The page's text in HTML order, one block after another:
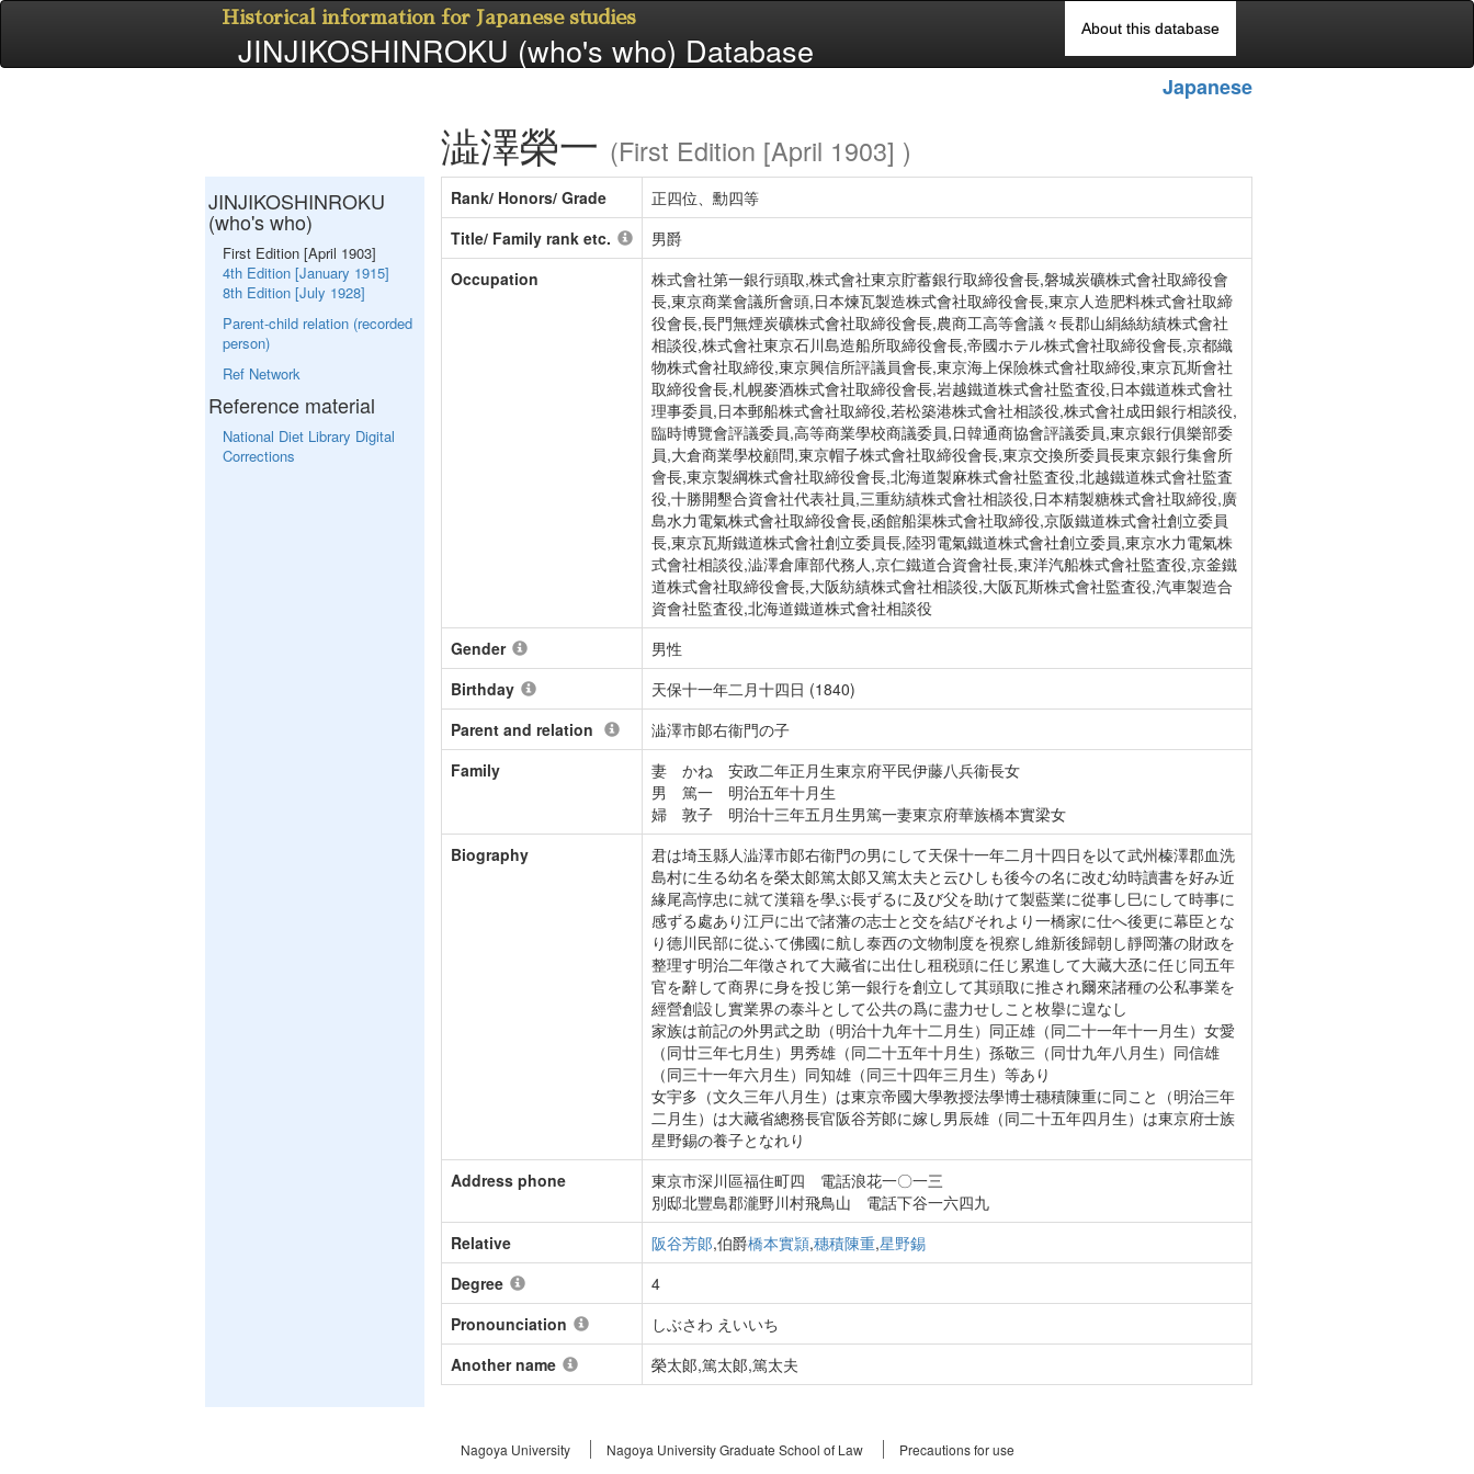
About this database
Historical information for Japanese studies
JINJIKOSHINROKU (who's who) Database
Japanese
澁澤榮一 (First Edition [April 1903] )
Rank/ Honors/ Grade
正四位、勳四等
Title/ Family rank etc.
男爵
Occupation
株式會社第一銀行頭取,株式會社東京貯蓄銀行取締役會長,磐城炭礦株式會社取締役會
長,東京商業會議所會頭,日本煉瓦製造株式會社取締役會長,東京人造肥料株式會社取締
役會長,長門無煙炭礦株式會社取締役會長,農商工高等會議々長郡山絹絲紡績株式會社
相談役,株式會社東京石川島造船所取締役會長,帝國ホテル株式會社取締役會長,京都織
物株式會社取締役,東京興信所評議員會長,東京海上保險株式會社取締役,東京瓦斯會社
取締役會長,札幌麥酒株式會社取締役會長,岩越鐵道株式會社監査役,日本鐵道株式會社
理事委員,日本郵船株式會社取締役,若松築港株式會社相談役,株式會社成田銀行相談役,
臨時博覽會評議委員,高等商業學校商議委員,日韓通商協會評議委員,東京銀行俱樂部委
員,大倉商業學校顧問,東京帽子株式會社取締役會長,東京交換所委員長東京銀行集會所
會長,東京製綱株式會社取締役會長,北海道製麻株式會社監査役,北越鐵道株式會社監査
役,十勝開墾合資會社代表社員,三重紡績株式會社相談役,日本精製糖株式會社取締役,廣
島水力電氣株式會社取締役會長,函館船渠株式會社取締役,京阪鐵道株式會社創立委員
長,東京瓦斯鐵道株式會社創立委員長,陸羽電氣鐵道株式會社創立委員,東京水力電氣株
式會社相談役,澁澤倉庫部代務人,京仁鐵道合資會社長,東洋汽船株式會社監査役,京釜鐵
道株式會社取締役會長,大阪紡績株式會社相談役,大阪瓦斯株式會社監査役,汽車製造合
資會社監査役,北海道鐵道株式會社相談役
Gender
男性
Birthday
天保十一年二月十四日 (1840)
Parent and relation
澁澤市郞右衞門の子
Family
妻 かね 安政二年正月生東京府平民伊藤八兵衞長女
男 篤一 明治五年十月生
婦 敦子 明治十三年五月生男篤一妻東京府華族橋本實梁女
Biography
君は埼玉縣人澁澤市郞右衞門の男にして天保十一年二月十四日を以て武州榛澤郡血洗
島村に生る幼名を榮太郞篤太郞又篤太夫と云ひしも後今の名に改む幼時讀書を好み近
緣尾高惇忠に就て漢籍を學ぶ長ずるに及び父を助けて製藍業に從事し巳にして時事に
感ずる處あり江戸に出で諸藩の志士と交を結びそれより一橋家に仕へ後更に幕臣とな
り德川民部に從ふて佛國に航し泰西の文物制度を視察し維新後歸朝し靜岡藩の財政を
整理す明治二年徵されて大藏省に出仕し租税頭に任じ累進して大藏大丞に任じ同五年
官を辭して商界に身を投じ第一銀行を創立して其頭取に推され爾來諸種の公私事業を
經營創設し實業界の泰斗として公共の爲に盡力せしこと枚擧に遑なし
家族は前記の外男武之助（明治十九年十二月生）同正雄（同二十一年十一月生）女愛
（同廿三年七月生）男秀雄（同二十五年十月生）孫敬三（同廿九年八月生）同信雄
（同三十一年六月生）同知雄（同三十四年三月生）等あり
女宇多（文久三年八月生）は東京帝國大學教授法學博士穗積陳重に同こと（明治三年
二月生）は大藏省總務長官阪谷芳郞に嫁し男辰雄（同二十五年四月生）は東京府士族
星野錫の養子となれり
Address phone
東京市深川區福住町四 電話浪花一〇一三
別邸北豐島郡瀧野川村飛鳥山 電話下谷一六四九
Relative
阪谷芳郞,伯爵橋本實頴,穗積陳重,星野錫
Degree
4
Pronounciation
しぶさわ えいいち
Another name
榮太郞,篤太郞,篤太夫
JINJIKOSHINROKU
(who's who)
First Edition [April 1903]
4th Edition [January 1915]
8th Edition [July 1928]
Parent-child relation (recorded
person)
Ref Network
Reference material
National Diet Library Digital
Corrections
Nagoya University Nagoya University Graduate School of Law Precautions for use